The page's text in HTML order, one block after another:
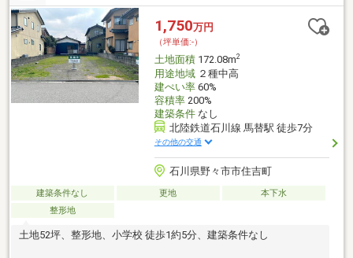
1,750万円
（坪単価:-）
土地面積172.08m2
用途地域２種中高
建ぺい率60%
容積率200%
建築条件なし
北陸鉄道石川線 馬替駅 徒歩7分
その他の交通
石川県野々市市住吉町
建築条件なし 更地
本下水
整形地
土地52坪、整形地、小学校 徒歩1約5分、建築条件なし